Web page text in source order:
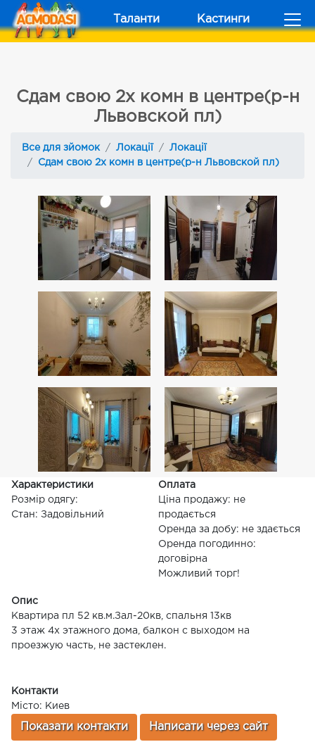
Таланти Кастинги
Сдам свою 2х комн в центре(р-н
Львовской пл)
Все для зйомок Локації
Локації
Сдам свою 2х комн в центре(р-н Львовской пл)
Характеристики
Розмір одягу:
Стан: Задовільний
Оплата
Ціна продажу: не
продається
Оренда за добу: не здається
Оренда погодинно:
договірна
Можливий торг!
Опис
Квартира пл 52 кв.м.Зал-20кв, спальня 13кв
3 этаж 4х этажного дома, балкон с выходом на
проезжую часть, не застеклен.
Контакти
Місто: Киев
Показати контакти Написати через сайт